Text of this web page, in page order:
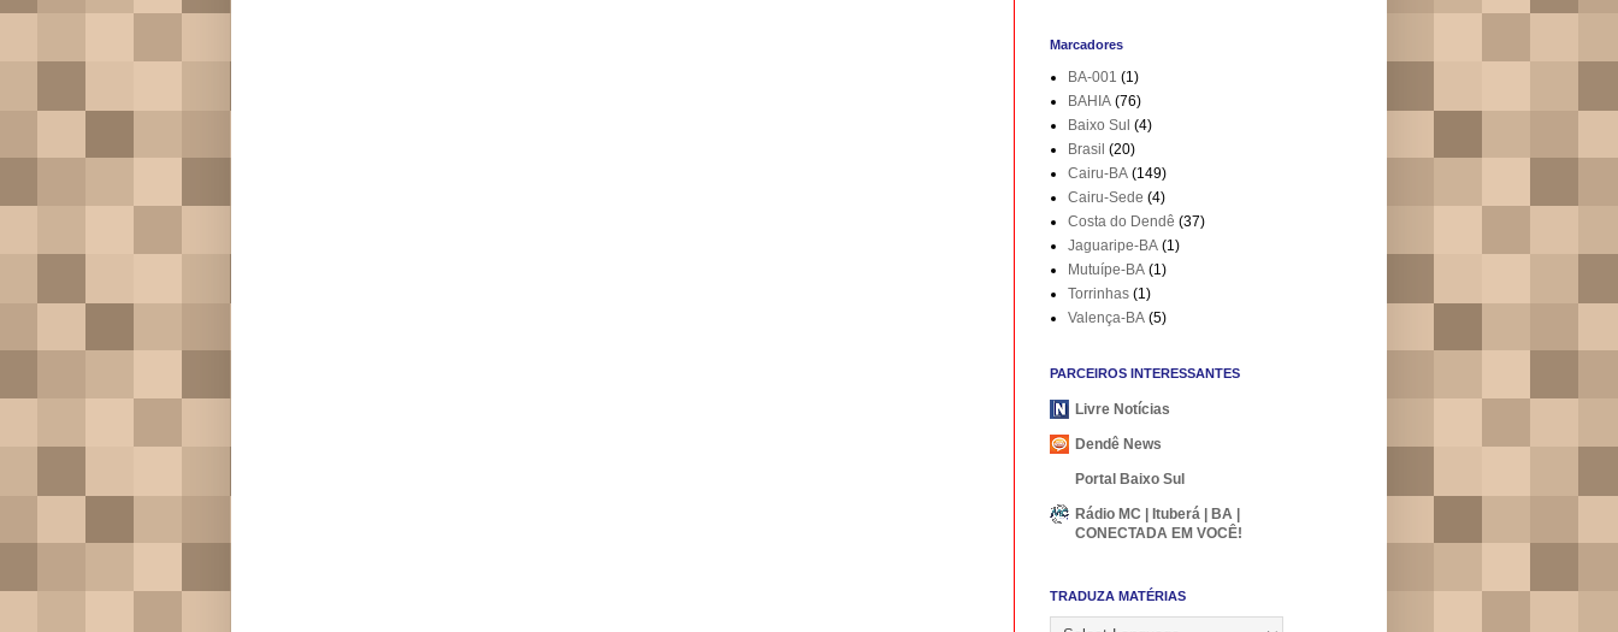
Marcadores
BA-001 (1)
BAHIA (76)
Baixo Sul (4)
Brasil (20)
Cairu-BA (149)
Cairu-Sede (4)
Costa do Dendê (37)
Jaguaripe-BA (1)
Mutuípe-BA (1)
Torrinhas (1)
Valença-BA (5)
PARCEIROS INTERESSANTES
Livre Notícias
Dendê News
Portal Baixo Sul
Rádio MC | Ituberá | BA |
CONECTADA EM VOCÊ!
TRADUZA MATÉRIAS